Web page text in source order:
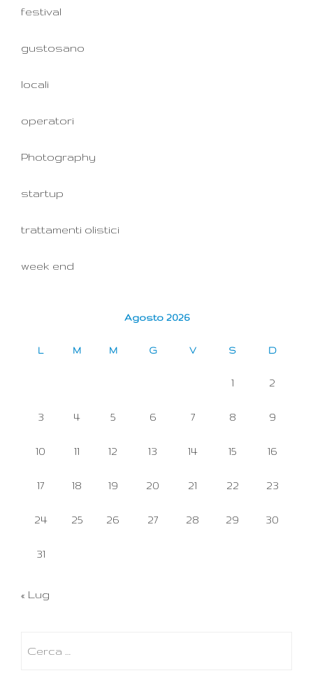
festival
gustosano
locali
operatori
Photography
startup
trattamenti olistici
week end
Agosto 2026
L M M G V S D
1 2
3 4 5 6 7 8 9
10 11 12 13 14 15 16
17 18 19 20 21 22 23
24 25 26 27 28 29 30
31
« Lug